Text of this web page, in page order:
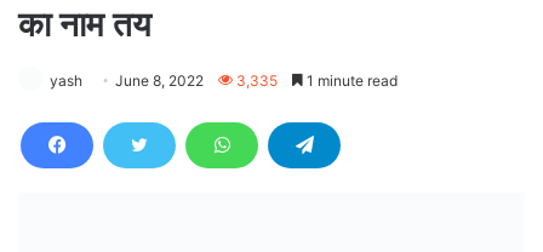
का नाम तय
yash June 8, 2022 3,335 1 minute read